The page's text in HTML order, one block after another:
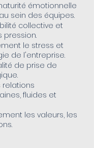
émotionnelle
sein des équipes.
collective et
pression.
le stress et
de l'entreprise.
de prise de
relations
fluides et
les valeurs, les